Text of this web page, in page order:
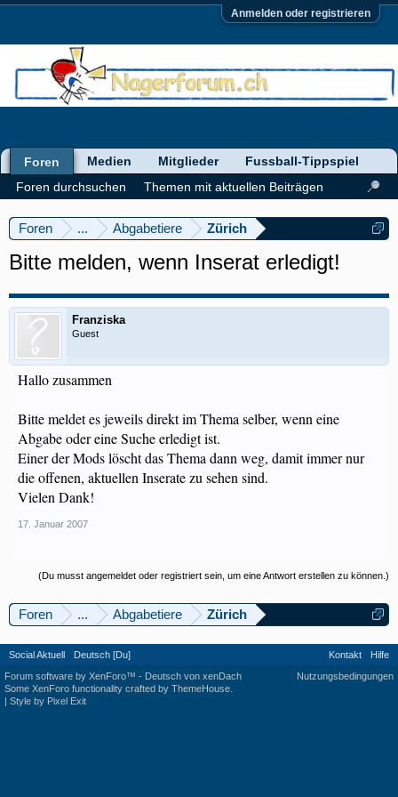
Anmelden oder registrieren
Foren ... Abgabetiere Zürich
Bitte melden, wenn Inserat erledigt!
Franziska
Guest
Hallo zusammen
Bitte meldet es jeweils direkt im Thema selber, wenn eine
Abgabe oder eine Suche erledigt ist.
Einer der Mods löscht das Thema dann weg, damit immer nur
die offenen, aktuellen Inserate zu sehen sind.
Vielen Dank!
17. Januar 2007
(Du musst angemeldet oder registriert sein, um eine Antwort erstellen zu können.)
Foren ... Abgabetiere Zürich
Foren
Foren durchsuchen
Themen mit aktuellen Beiträgen
Medien Mitglieder Fussball-Tippspiel
Social Aktuell Deutsch [Du] Kontakt
Hilfe
Nutzungsbedingungen
Forum software by XenForo™ - Deutsch von xenDach
Some XenForo functionality crafted by ThemeHouse
| Style by Pixel Exit